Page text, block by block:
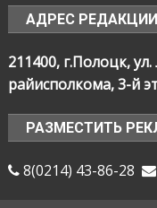
АДРЕС РЕДАКЦИИ
211400, г.Полоцк,
райисполкома, 3-й
РАЗМЕСТИТЬ
8(0214) 43-86-28